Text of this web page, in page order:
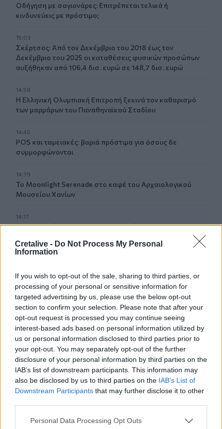
Cretalive - Do Not Process My Personal
Information
If you wish to opt-out of the sale, sharing to third parties, or
processing of your personal or sensitive information for
targeted advertising by us, please use the below opt-out
section to confirm your selection. Please note that after your
opt-out request is processed you may continue seeing
interest-based ads based on personal information utilized by
us or personal information disclosed to third parties prior to
your opt-out. You may separately opt-out of the further
disclosure of your personal information by third parties on the
IAB’s list of downstream participants. This information may
also be disclosed by us to third parties on the IAB’s List of
Downstream Participants that may further disclose it to other
Personal Data Processing Opt Outs
Οδήγηση με σαγιονάρες: Επιτρέπεται τελικά ή
κινδυνεύεις με πρόστιμο;
15:03
Σκέρτσος: Από τον Δεκέμβριο του 2018 έως τον
Δεκέμβριο του 2025 οι καταθέσεις φυσικών προσώπων
αυξήθηκαν από 106,4 δισ. ευρώ σε 148,7 δισ. ευρώ
14:58
Η Ελληνική Ολυμπιακή Επιτροπή ξεκινά τον καθαρισμό
των μαρμάρων του Παναθηναϊκού Σταδίου
14:45
POS και ταμειακές: βαριά πρόστιμα για όσους δε
συμμορφώνονται
14:39
To Moonlight Serenade στο καφέ του Αρχαιολογικού
Μουσείου Χανίων
14:17
Θ. Κοντογεώργης: Προεκλογική αλλά όχι παροχολογική η
πεθάνει, παρά την αποκαθήλωση
13:53
Σε ετοιμότητα η πυροσβεστική στη Λέσβο
13:45
Κρήτη: Και την Δευτέρα (10/08) πολύ υψηλός ο κίνδυνος
πυρκαγιάς
Σκιάθος: Ανήλικος κατήγγειλε 17χρονο για βιασμό
13:25
«Kinda chic»: Ποιο είναι το νέο τρεντ της Gen Z που έχει